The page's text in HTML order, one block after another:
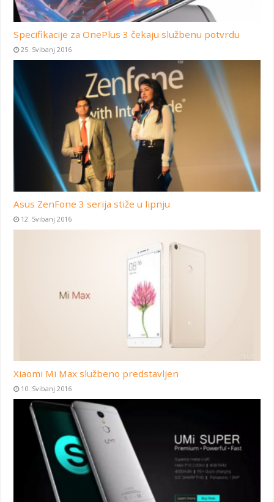
Specifikacije za OnePlus 3 čekaju službenu potvrdu
25. Svibanj 2016
Asus ZenFone 3 serija stiže u lipnju
12. Svibanj 2016
Xiaomi Mi Max službeno predstavljen
10. Svibanj 2016